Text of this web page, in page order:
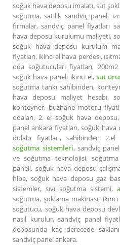
soğuk hava deposu imalatı, süt
soğutma, satılık sandviç panel,
firmalar, sandviç panel fiyatları
hava deposu kurulumu maliyeti,
soğuk hava deposu kurulum
fiyatları, ikinci el hava perdesi,
oda soğutucuları fiyatları,
soğuk hava paneli ikinci el, süt
soğutma tankı sahibinden,
hava deposu maliyet hesabı,
konteyner, buzhane motoru
odaları, 2. el soğuk hava
panel ankara fiyatları, soğuk
dolabı fiyatları, sahibinden
soğutma sistemleri, sandviç
ve soğutma teknolojisi,
paneli, soğuk hava deposu
hibe, soğuk hava deposu gaz
sistemler, sıvı soğutma sistemi,
soğutma, şoklama makinası,
soğutucu, soğuk hava deposu
nasıl kurulur, sandviç panel
deposunda kaç derecede
sandviç panel ankara.